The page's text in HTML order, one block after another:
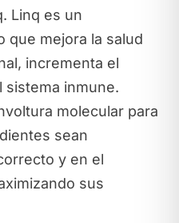
Linq es un
que mejora la salud
incrementa el
sistema inmune.
molecular para
sean
y en el
sus